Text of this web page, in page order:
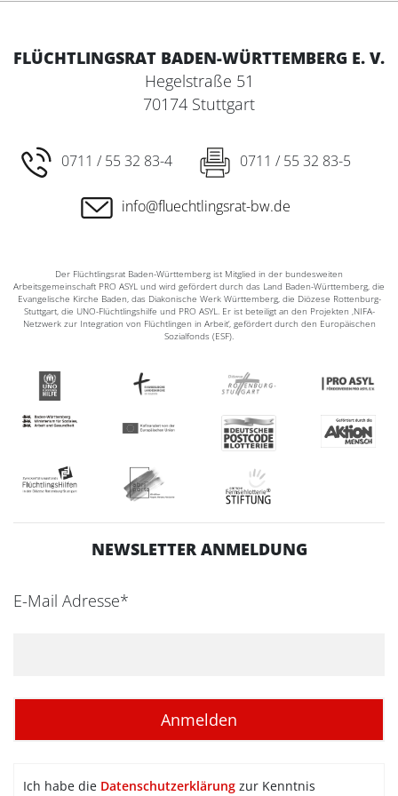
FLÜCHTLINGSRAT BADEN-WÜRTTEMBERG E. V.
Hegelstraße 51
70174 Stuttgart
0711 / 55 32 83-4 0711 / 55 32 83-5
info@fluechtlingsrat-bw.de
Der Flüchtlingsrat Baden-Württemberg ist Mitglied in der bundesweiten
Arbeitsgemeinschaft PRO ASYL und wird gefördert durch das Land Baden-Württemberg, die
Evangelische Kirche Baden, das Diakonische Werk Württemberg, die Diözese Rottenburg-
Stuttgart, die UNO-Flüchtlingshilfe und PRO ASYL. Er ist beteiligt an den Projekten ‚NIFA-
Netzwerk zur Integration von Flüchtlingen in Arbeit‘, gefördert durch den Europäischen
Sozialfonds (ESF).
NEWSLETTER ANMELDUNG
E-Mail Adresse*
Ich habe die Datenschutzerklärung zur Kenntnis